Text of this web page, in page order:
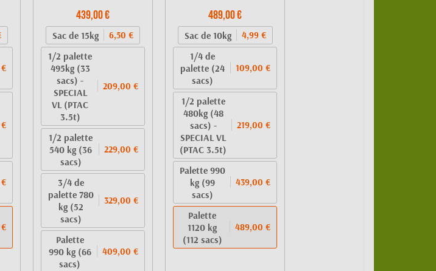
439,00 €
Sac de 15kg 6,50 €
1/2 palette
495kg (33
sacs) -
SPECIAL
VL (PTAC
3.5t)
209,00 €
1/2 palette
540 kg (36
sacs)
229,00 €
3/4 de
palette 780
kg (52
sacs)
329,00 €
Palette
990 kg (66
sacs)
409,00 €
489,00 €
Sac de 10kg 4,99 €
1/4 de
palette (24
sacs)
109,00 €
1/2 palette
480kg (48
sacs) -
SPECIAL VL
(PTAC 3.5t)
219,00 €
Palette 990
kg (99
sacs)
439,00 €
Palette
1120 kg
(112 sacs)
489,00 €